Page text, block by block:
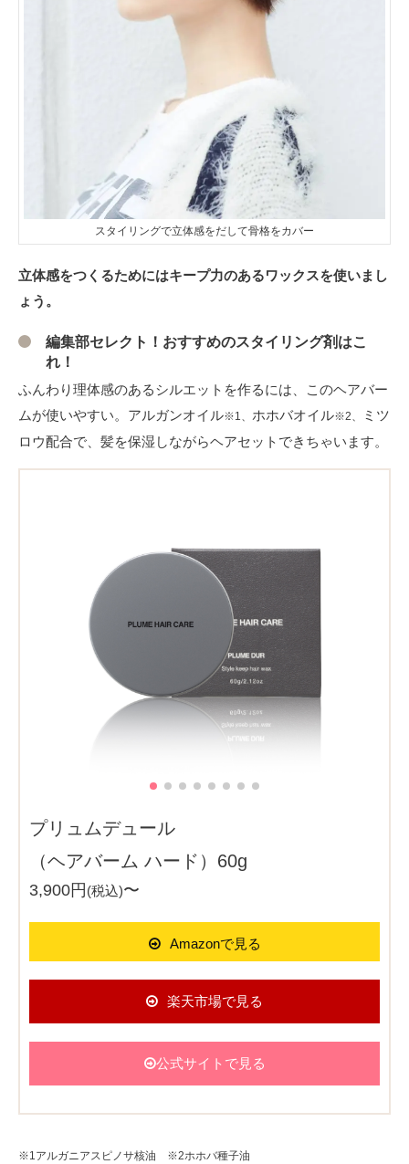
スタイリングで立体感をだして骨格をカバー
立体感をつくるためにはキープ力のあるワックスを使いまし
ょう。
編集部セレクト！おすすめのスタイリング剤はこ
れ！
ふんわり理体感のあるシルエットを作るには、このヘアバー
ムが使いやすい。アルガンオイル※1、 ホホバオイル※2、
ミツ
ロウ配合で、髪を保湿しながらヘアセットできちゃいます。
プリュムデュール
（ヘアバーム ハード）60g
3,900円 (税込)〜
Amazonで見る
楽天市場で見る
公式サイトで見る
※1アルガニアスピノサ核油 ※2ホホバ種子油